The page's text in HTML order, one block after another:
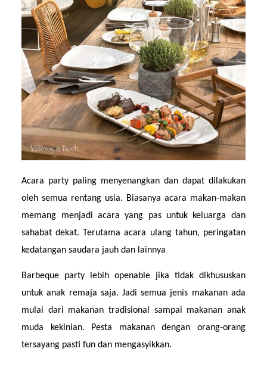
Acara party paling menyenangkan dan dapat dilakukan
oleh semua rentang usia. Biasanya acara makan-makan
memang menjadi acara yang pas untuk keluarga dan
sahabat dekat. Terutama acara ulang tahun, peringatan
kedatangan saudara jauh dan lainnya
Barbeque party lebih openable jika tidak dikhususkan
untuk anak remaja saja. Jadi semua jenis makanan ada
mulai dari makanan tradisional sampai makanan anak
muda kekinian. Pesta makanan dengan orang-orang
tersayang pasti fun dan mengasyikkan.